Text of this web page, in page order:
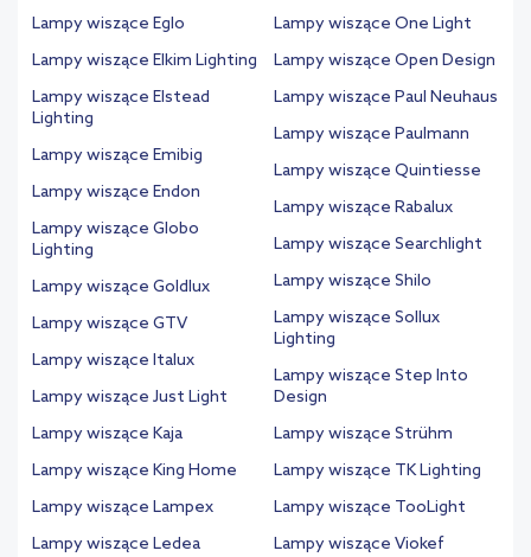
Lampy wiszące Eglo
Lampy wiszące Elkim Lighting
Lampy wiszące Elstead
Lighting
Lampy wiszące Emibig
Lampy wiszące Endon
Lampy wiszące Globo
Lighting
Lampy wiszące Goldlux
Lampy wiszące GTV
Lampy wiszące Italux
Lampy wiszące Just Light
Lampy wiszące Kaja
Lampy wiszące King Home
Lampy wiszące Lampex
Lampy wiszące Ledea
Lampy wiszące One Light
Lampy wiszące Open Design
Lampy wiszące Paul Neuhaus
Lampy wiszące Paulmann
Lampy wiszące Quintiesse
Lampy wiszące Rabalux
Lampy wiszące Searchlight
Lampy wiszące Shilo
Lampy wiszące Sollux
Lighting
Lampy wiszące Step Into
Design
Lampy wiszące Strühm
Lampy wiszące TK Lighting
Lampy wiszące TooLight
Lampy wiszące Viokef